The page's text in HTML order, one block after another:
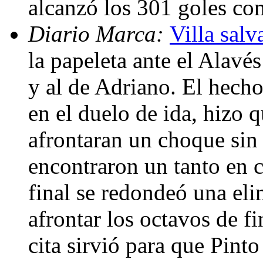
alcanzó los 301 goles
Diario Marca: Villa
la papeleta ante el
y al de Adriano. El
en el duelo de ida, hizo
afrontaran un choque
encontraron un tanto en
final se redondeó una
afrontar los octavos de
cita sirvió para que